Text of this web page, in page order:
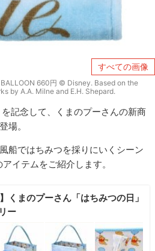
すべての画像
660円 © Disney. Based on the
by A.A. Milne and E.H. Shepard.
記念して、くまのプーさんの新商
場。
船ではちみつを採りにいくシーン
イテムをご紹介します。
くまのプーさん「はちみつの日」
ー